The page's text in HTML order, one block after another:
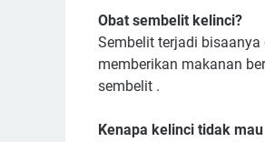
Obat sembelit kelinci?
Sembelit terjadi
memberikan makanan
sembelit .
Kenapa kelinci tidak